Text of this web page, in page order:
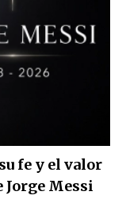
fe y el valor
Messi